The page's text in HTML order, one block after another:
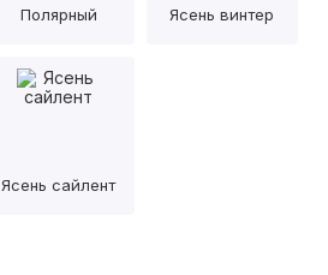
Полярный Ясень винтер
Ясень сайлент